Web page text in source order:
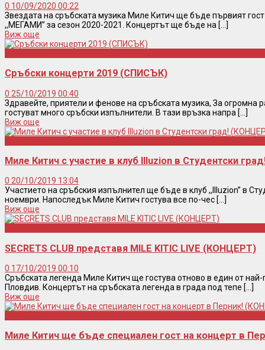
0 10/09/2020 00:22
Звездата на сръбската музика Миле Китич ще бъде първият
,,МЕГАМИ” за сезон 2020-2021. Концертът ще бъде на [...]
Виж още
Сръбски концерти 2019 (СПИСЪК)
0 25/10/2019 00:40
Здравейте, приятели и фенове на сръбската музика, За огромна
гостуват много сръбски изпълнители. В тази връзка напра [...]
Виж още
Миле Китич с участие в клуб Illuzion в Студентски
0 20/10/2019 13:04
Участието на сръбския изпълнител ще бъде в клуб ,,Illuzion” в
ноември. Напоследък Миле Китич гостува все по-чес [...]
Виж още
SECRETS CLUB представя MILE KITIC LIVE (КОНЦЕРТ)
0 17/10/2019 00:10
Сръбската легенда Миле Китич ще гостува отново в един от
Пловдив. Концертът на сръбската легенда в града под тепе [...]
Виж още
Миле Китич ще бъде специален гост на концерт в